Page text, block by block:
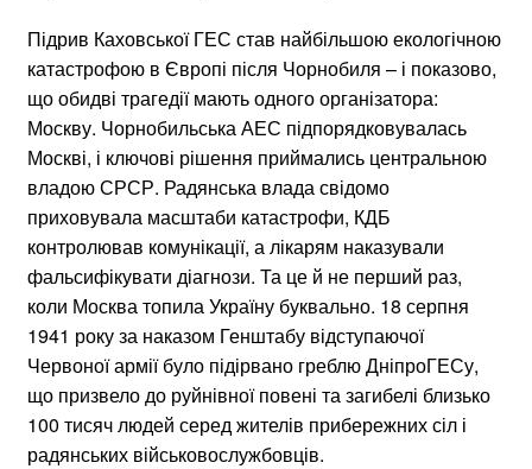
Підрив Каховської ГЕС став найбільшою екологічною
катастрофою в Європі після Чорнобиля – і показово,
що обидві трагедії мають одного організатора:
Москву. Чорнобильська АЕС підпорядковувалась
Москві, і ключові рішення приймались центральною
владою СРСР. Радянська влада свідомо
приховувала масштаби катастрофи, КДБ
контролював комунікації, а лікарям наказували
фальсифікувати діагнози. Та це й не перший раз,
коли Москва топила Україну буквально. 18 серпня
1941 року за наказом Генштабу відступаючої
Червоної армії було підірвано греблю ДніпроГЕСу,
що призвело до руйнівної повені та загибелі близько
100 тисяч людей серед жителів прибережних сіл і
радянських військовослужбовців.